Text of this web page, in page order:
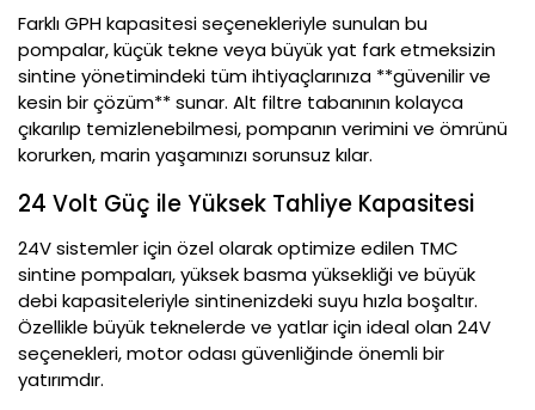
Farklı GPH kapasitesi seçenekleriyle sunulan bu
pompalar, küçük tekne veya büyük yat fark etmeksizin
sintine yönetimindeki tüm ihtiyaçlarınıza **güvenilir ve
kesin bir çözüm** sunar. Alt filtre tabanının kolayca
çıkarılıp temizlenebilmesi, pompanın verimini ve ömrünü
korurken, marin yaşamınızı sorunsuz kılar.
24 Volt Güç ile Yüksek Tahliye Kapasitesi
24V sistemler için özel olarak optimize edilen TMC
sintine pompaları, yüksek basma yüksekliği ve büyük
debi kapasiteleriyle sintinenizdeki suyu hızla boşaltır.
Özellikle büyük teknelerde ve yatlar için ideal olan 24V
seçenekleri, motor odası güvenliğinde önemli bir
yatırımdır.